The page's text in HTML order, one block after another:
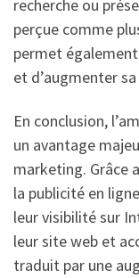
recherche ou
perçue comme
permet
et d’augmenter
En conclusion,
un avantage
marketing. Grâce
la publicité en
leur visibilité sur
leur site web et
traduit par une